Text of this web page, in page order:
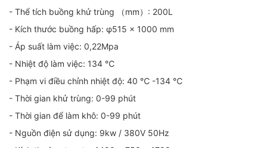
- Thể tích buồng khử trùng （mm）: 200L
- Kích thước buồng hấp: φ515 × 1000 mm
- Áp suất làm việc: 0,22Mpa
- Nhiệt độ làm việc: 134 ℃
- Phạm vi điều chỉnh nhiệt độ: 40 ℃ -134 ℃
- Thời gian khử trùng: 0-99 phút
- Thời gian để làm khô: 0-99 phút
- Nguồn điện sử dụng: 9kw / 380V 50Hz